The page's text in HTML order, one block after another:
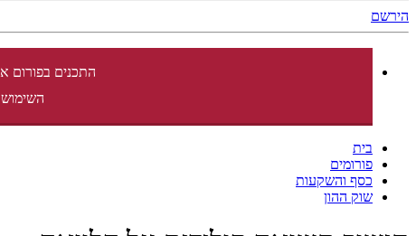
הירשם
התכנים בפורום
בית
פורומים
כסף והשקעות
שוק ההון